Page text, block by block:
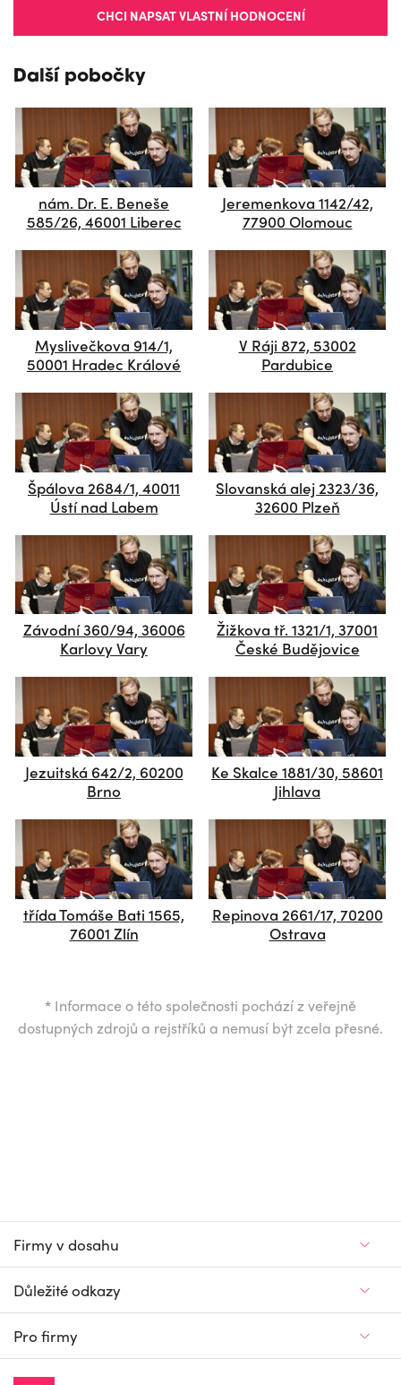
CHCI NAPSAT VLASTNÍ HODNOCENÍ
Další pobočky
nám. Dr. E. Beneše
585/26, 46001 Liberec
Jeremenkova 1142/42,
77900 Olomouc
Myslivečkova 914/1,
50001 Hradec Králové
V Ráji 872, 53002
Pardubice
Špálova 2684/1, 40011
Ústí nad Labem
Slovanská alej 2323/36,
32600 Plzeň
Závodní 360/94, 36006
Karlovy Vary
Žižkova tř. 1321/1, 37001
České Budějovice
Jezuitská 642/2, 60200
Brno
Ke Skalce 1881/30, 58601
Jihlava
třída Tomáše Bati 1565,
76001 Zlín
Repinova 2661/17, 70200
Ostrava
* Informace o této společnosti pochází z veřejně
dostupných zdrojů a rejstříků a nemusí být zcela přesné.
Firmy v dosahu
Důležité odkazy
Pro firmy